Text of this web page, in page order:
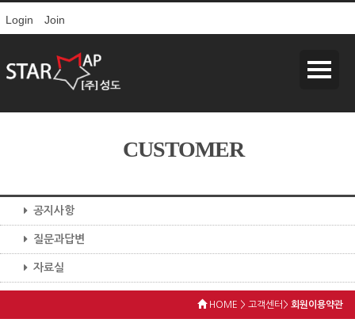
Login Join
CUSTOMER
공지사항
질문과답변
자료실
HOME > 고객센터> 회원이용약관